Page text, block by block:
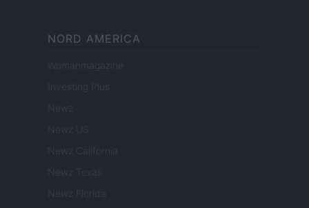
NORD AMERICA
Womanmagazine
Investing Plus
Newz
Newz US
Newz California
Newz Texas
Newz Florida